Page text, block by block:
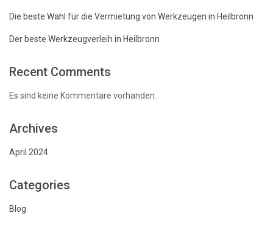
Die beste Wahl für die Vermietung von Werkzeugen in Heilbronn
Der beste Werkzeugverleih in Heilbronn
Recent Comments
Es sind keine Kommentare vorhanden.
Archives
April 2024
Categories
Blog